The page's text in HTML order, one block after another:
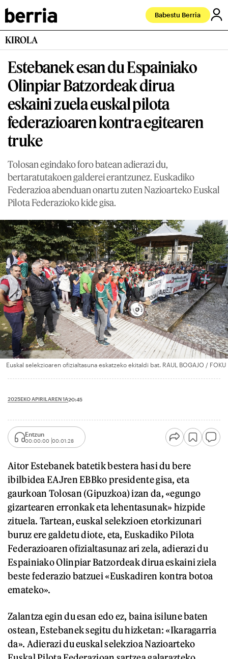
Babestu Berria
KIROLA
Estebanek esan du Espainiako
Olinpiar Batzordeak dirua
eskaini zuela euskal pilota
federazioaren kontra egitearen
truke
Tolosan egindako foro batean adierazi du,
bertaratutakoen galderei erantzunez. Euskadiko
Federazioa abenduan onartu zuten Nazioarteko Euskal
Pilota Federazioko kide gisa.
Euskal selekzioaren ofizialtasuna eskatzeko ekitaldi bat. RAUL BOGAJO / FOKU
2025EKO APIRILAREN 1A20:45
Entzun
00:00:00 00:01:28
Aitor Estebanek batetik bestera hasi du bere
ibilbidea EAJren EBBko presidente gisa, eta
gaurkoan Tolosan (Gipuzkoa) izan da, «egungo
gizartearen erronkak eta lehentasunak» hizpide
zituela. Tartean, euskal selekzioen etorkizunari
buruz ere galdetu diote, eta, Euskadiko Pilota
Federazioaren ofizialtasunaz ari zela, adierazi du
Espainiako Olinpiar Batzordeak dirua eskaini ziela
beste federazio batzuei «Euskadiren kontra botoa
emateko».
Zalantza egin du esan edo ez, baina isilune baten
ostean, Estebanek segitu du hizketan: «Ikaragarria
da». Adierazi du euskal selekzioa Nazioarteko